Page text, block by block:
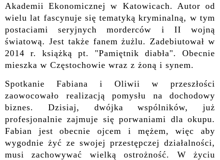
Akademii Ekonomicznej w Katowicach. Autor od
wielu lat fascynuje się tematyką kryminalną, w tym
postaciami seryjnych morderców i II wojną
światową. Jest także fanem żużlu. Zadebiutował w
2014 r. książką pt. "Pamiętnik diabła". Obecnie
mieszka w Częstochowie wraz z żoną i synem.
Spotkanie Fabiana i Oliwii w przeszłości
zaowocowało realizacją pomysłu na dochodowy
biznes. Dzisiaj, dwójka wspólników, już
profesjonalnie zajmuje się porwaniami dla okupu.
Fabian jest obecnie ojcem i mężem, więc aby
wygodnie żyć ze swojej przestępczej działalności,
musi zachowywać wielką ostrożność. W życiu